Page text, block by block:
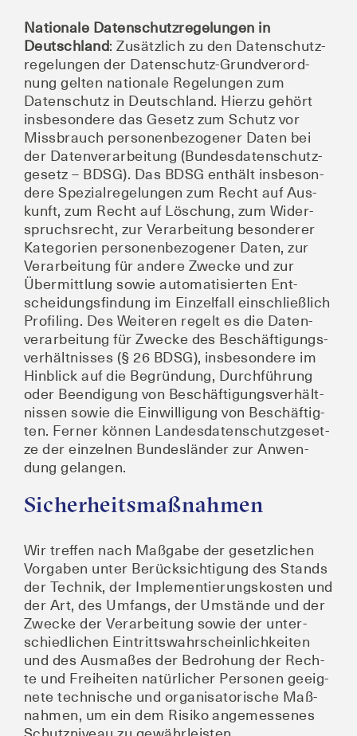
Natio­na­le Daten­schutz­re­ge­lun­gen in
Deutsch­land: Zusätz­lich zu den Daten­schutz­
re­ge­lun­gen der Daten­schutz-Grund­ver­ord­
nung gel­ten natio­na­le Rege­lun­gen zum
Daten­schutz in Deutsch­land. Hier­zu gehört
ins­be­son­de­re das Gesetz zum Schutz vor
Miss­brauch per­so­nen­be­zo­ge­ner Daten bei
der Daten­ver­ar­bei­tung (Bun­des­da­ten­schutz­
ge­setz – BDSG). Das BDSG ent­hält ins­be­son­
de­re Spe­zi­al­re­ge­lun­gen zum Recht auf Aus­
kunft, zum Recht auf Löschung, zum Wider­
spruchs­recht, zur Ver­ar­bei­tung beson­de­rer
Kate­go­rien per­so­nen­be­zo­ge­ner Daten, zur
Ver­ar­bei­tung für ande­re Zwe­cke und zur
Über­mitt­lung sowie auto­ma­ti­sier­ten Ent­
schei­dungs­fin­dung im Ein­zel­fall ein­schließ­lich
Pro­fil­ing. Des Wei­te­ren regelt es die Daten­
ver­ar­bei­tung für Zwe­cke des Beschäf­ti­gungs­
ver­hält­nis­ses (§ 26 BDSG), ins­be­son­de­re im
Hin­blick auf die Begrün­dung, Durch­füh­rung
oder Been­di­gung von Beschäf­ti­gungs­ver­hält­
nis­sen sowie die Ein­wil­li­gung von Beschäf­tig­
ten. Fer­ner kön­nen Lan­des­da­ten­schutz­ge­set­
ze der ein­zel­nen Bun­des­län­der zur Anwen­
dung gelangen.
Sicherheitsmaßnahmen
Wir tref­fen nach Maß­ga­be der gesetz­li­chen
Vor­ga­ben unter Berück­sich­ti­gung des Stands
der Tech­nik, der Imple­men­tie­rungs­kos­ten und
der Art, des Umfangs, der Umstän­de und der
Zwe­cke der Ver­ar­bei­tung sowie der unter­
schied­li­chen Ein­tritts­wahr­schein­lich­kei­ten
und des Aus­ma­ßes der Bedro­hung der Rech­
te und Frei­hei­ten natür­li­cher Per­so­nen geeig­
ne­te tech­ni­sche und orga­ni­sa­to­ri­sche Maß­
nah­men, um ein dem Risi­ko ange­mes­se­nes